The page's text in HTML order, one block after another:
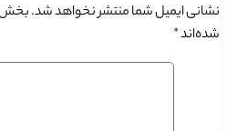
نشانی ایمیل شما منتشر نخواهد شد.
شده‌اند*